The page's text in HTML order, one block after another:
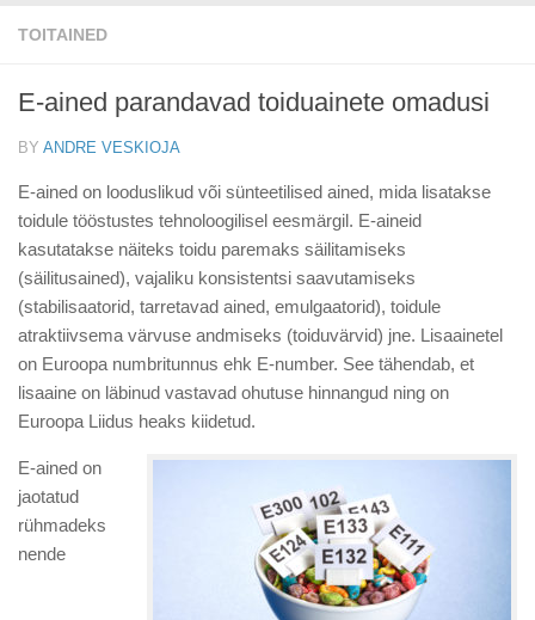
TOITAINED
E-ained parandavad toiduainete omadusi
BY ANDRE VESKIOJA
E-ained on looduslikud või sünteetilised ained, mida lisatakse
toidule tööstustes tehnoloogilisel eesmärgil. E-aineid
kasutatakse näiteks toidu paremaks säilitamiseks
(säilitusained), vajaliku konsistentsi saavutamiseks
(stabilisaatorid, tarretavad ained, emulgaatorid), toidule
atraktiivsema värvuse andmiseks (toiduvärvid) jne. Lisaainetel
on Euroopa numbritunnus ehk E-number. See tähendab, et
lisaaine on läbinud vastavad ohutuse hinnangud ning on
Euroopa Liidus heaks kiidetud.
E-ained on
jaotatud
rühmadeks
nende